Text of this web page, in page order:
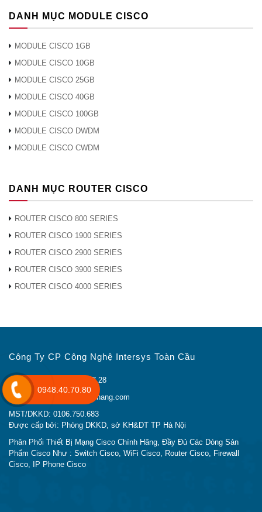
DANH MỤC MODULE CISCO
MODULE CISCO 1GB
MODULE CISCO 10GB
MODULE CISCO 25GB
MODULE CISCO 40GB
MODULE CISCO 100GB
MODULE CISCO DWDM
MODULE CISCO CWDM
DANH MỤC ROUTER CISCO
ROUTER CISCO 800 SERIES
ROUTER CISCO 1900 SERIES
ROUTER CISCO 2900 SERIES
ROUTER CISCO 3900 SERIES
ROUTER CISCO 4000 SERIES
Công Ty CP Công Nghệ Intersys Toàn Cầu
Điện thoại: (024) 33 26 27 28
Email: lienhe@ciscochinhhang.com
MST/DKKD: 0106.750.683
Được cấp bởi: Phòng DKKD, sở KH&DT TP Hà Nội
Phân Phối Thiết Bị Mạng Cisco Chính Hãng, Đầy Đủ Các Dòng Sản
Phẩm Cisco Như : Switch Cisco, WiFi Cisco, Router Cisco, Firewall
Cisco, IP Phone Cisco
0948.40.70.80